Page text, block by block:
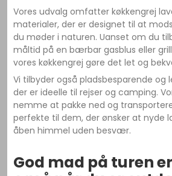
Vores udvalg omfatter køkkengrej
materialer, der er designet til at
du møder i naturen. Uanset om du
måltid på en bærbar gasblus eller
vores køkkengrej gøre det let og
Vi tilbyder også pladsbesparende
der er ideelle til rejser og camping.
nemme at pakke ned og
perfekte til dem, der ønsker at nyde
åben himmel uden besvær.
God mad på turen